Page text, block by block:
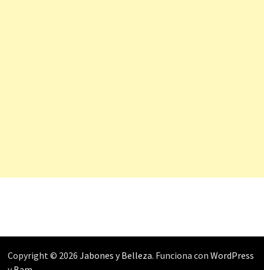
Copyright © 2026 Jabones y Belleza. Funciona con WordPress